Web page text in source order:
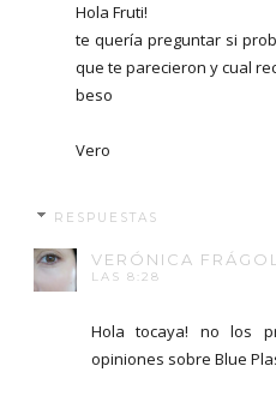
Hola Fruti!
te quería preguntar si
que te parecieron y cual
beso
Vero
RESPUESTAS
VERÓNICA
LAS 8:28
Hola tocaya! no los
opiniones sobre Blue